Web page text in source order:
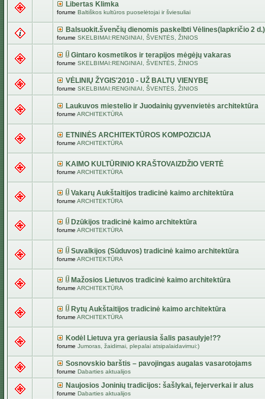
Libertas Klimka
forume Baltiškos kultūros puoselėtojai ir šviesuliai
Balsuokit.švenčių dienomis paskelbti Vėlines(lapkričio 2 d.)
forume SKELBIMAI:RENGINIAI, ŠVENTĖS, ŽINIOS
Gintaro kosmetikos ir terapijos mėgėjų vakaras
forume SKELBIMAI:RENGINIAI, ŠVENTĖS, ŽINIOS
VĖLINIŲ ŽYGIS'2010 - UŽ BALTŲ VIENYBĘ
forume SKELBIMAI:RENGINIAI, ŠVENTĖS, ŽINIOS
Laukuvos miestelio ir Juodainių gyvenvietės architektūra
forume ARCHITEKTŪRA
ETNINĖS ARCHITEKTŪROS KOMPOZICIJA
forume ARCHITEKTŪRA
KAIMO KULTŪRINIO KRAŠTOVAIZDŽIO VERTĖ
forume ARCHITEKTŪRA
Vakarų Aukštaitijos tradicinė kaimo architektūra
forume ARCHITEKTŪRA
Dzūkijos tradicinė kaimo architektūra
forume ARCHITEKTŪRA
Suvalkijos (Sūduvos) tradicinė kaimo architektūra
forume ARCHITEKTŪRA
Mažosios Lietuvos tradicinė kaimo architektūra
forume ARCHITEKTŪRA
Rytų Aukštaitijos tradicinė kaimo architektūra
forume ARCHITEKTŪRA
Kodėl Lietuva yra geriausia šalis pasaulyje!??
forume Jumoras, žaidimai, plepalai atsipalaidavimui:)
Sosnovskio barštis – pavojingas augalas vasarotojams
forume Dabarties aktualijos
Naujosios Joninių tradicijos: šašlykai, fejerverkai ir alus
forume Dabarties aktualijos